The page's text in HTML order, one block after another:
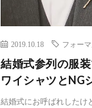
2019.10.18 フォー
結婚式参列の服
ワイシャツとNG
結婚式にお呼ばれしたけ